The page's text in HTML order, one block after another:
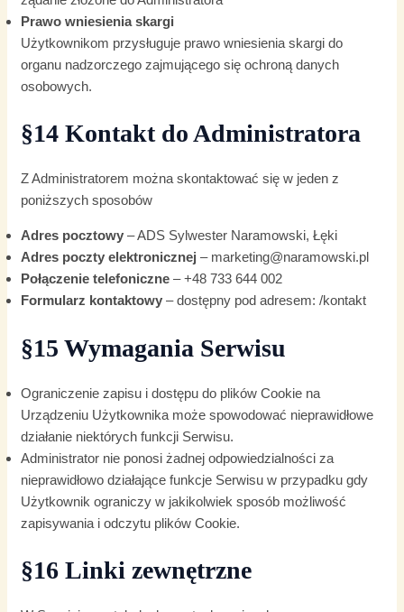
Prawo wniesienia skargi
Użytkownikom przysługuje prawo wniesienia skargi do
organu nadzorczego zajmującego się ochroną danych
osobowych.
§14 Kontakt do Administratora
Z Administratorem można skontaktować się w jeden z
poniższych sposobów
Adres pocztowy – ADS Sylwester Naramowski, Łęki
Adres poczty elektronicznej – marketing@naramowski.pl
Połączenie telefoniczne – +48 733 644 002
Formularz kontaktowy – dostępny pod adresem: /kontakt
§15 Wymagania Serwisu
Ograniczenie zapisu i dostępu do plików Cookie na
Urządzeniu Użytkownika może spowodować nieprawidłowe
działanie niektórych funkcji Serwisu.
Administrator nie ponosi żadnej odpowiedzialności za
nieprawidłowo działające funkcje Serwisu w przypadku gdy
Użytkownik ograniczy w jakikolwiek sposób możliwość
zapisywania i odczytu plików Cookie.
§16 Linki zewnętrzne